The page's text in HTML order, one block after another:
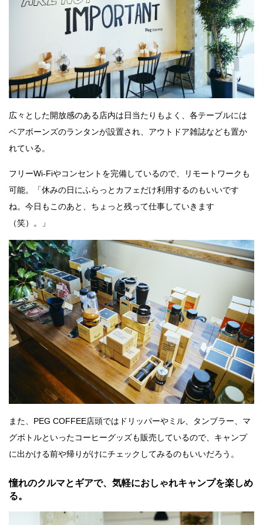
広々とした開放感のある店内は日当たりもよく、各テーブルには
ベアボーンズのランタンが設置され、アウトドア雑誌なども置か
れている。
フリーWi-Fiやコンセントを完備しているので、リモートワークも
可能。「休みの日にふらっとカフェだけ利用するのもいいです
ね。今日もこのあと、ちょっと残って仕事していきます
（笑）。」
また、PEG COFFEE店頭ではドリッパーやミル、タンブラー、マ
グボトルといったコーヒーグッズも販売しているので、キャンプ
に出かける前や帰りがけにチェックしてみるのもいいだろう。
憧れのクルマとギアで、気軽におしゃれキャンプを楽しめ
る。